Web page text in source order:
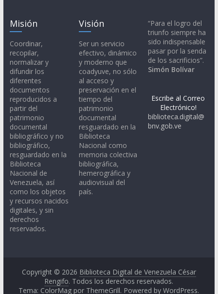
Misión
Coordinar,
recopilar,
normalizar y
difundir los
diferentes
documentos
reproducidos a
partir del
patrimonio
documental
bibliográfico y no
bibliográfico,
resguardado en la
Biblioteca
Nacional de
Venezuela, así
como los objetos
y recursos nacidos
digitales, y sin
derechos
reservados.
Visión
Ser un servicio
efectivo, dinámico
y moderno que
coadyuve, no sólo
al acceso y
preservación en el
tiempo del
patrimonio
documental
resguardado en la
Biblioteca
Nacional como
memoria colectiva
bibliográfica,
hemerográfica y
audiovisual del
país.
“Para el logro del
triunfo siempre ha
sido indispensable
pasar por la senda
de los sacrificios”.
Simón Bolívar
Escribe al Correo
Electrónico!
biblioteca.digital@
bnv.gob.ve
Copyright © 2026 Biblioteca Digital de Venezuela César
Rengifo. Todos los derechos reservados.
Tema: ColorMag por ThemeGrill. Powered byWordPress.